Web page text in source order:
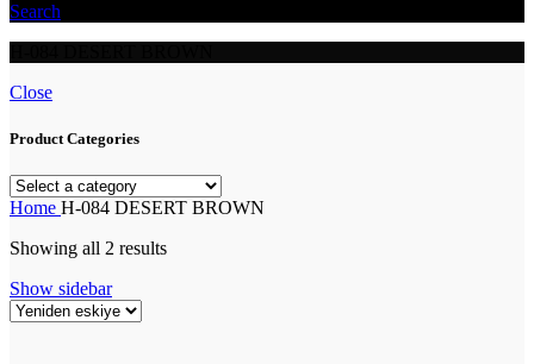
Search
Close
Product Categories
Home H-084 DESERT BROWN
Showing all 2 results
Show sidebar